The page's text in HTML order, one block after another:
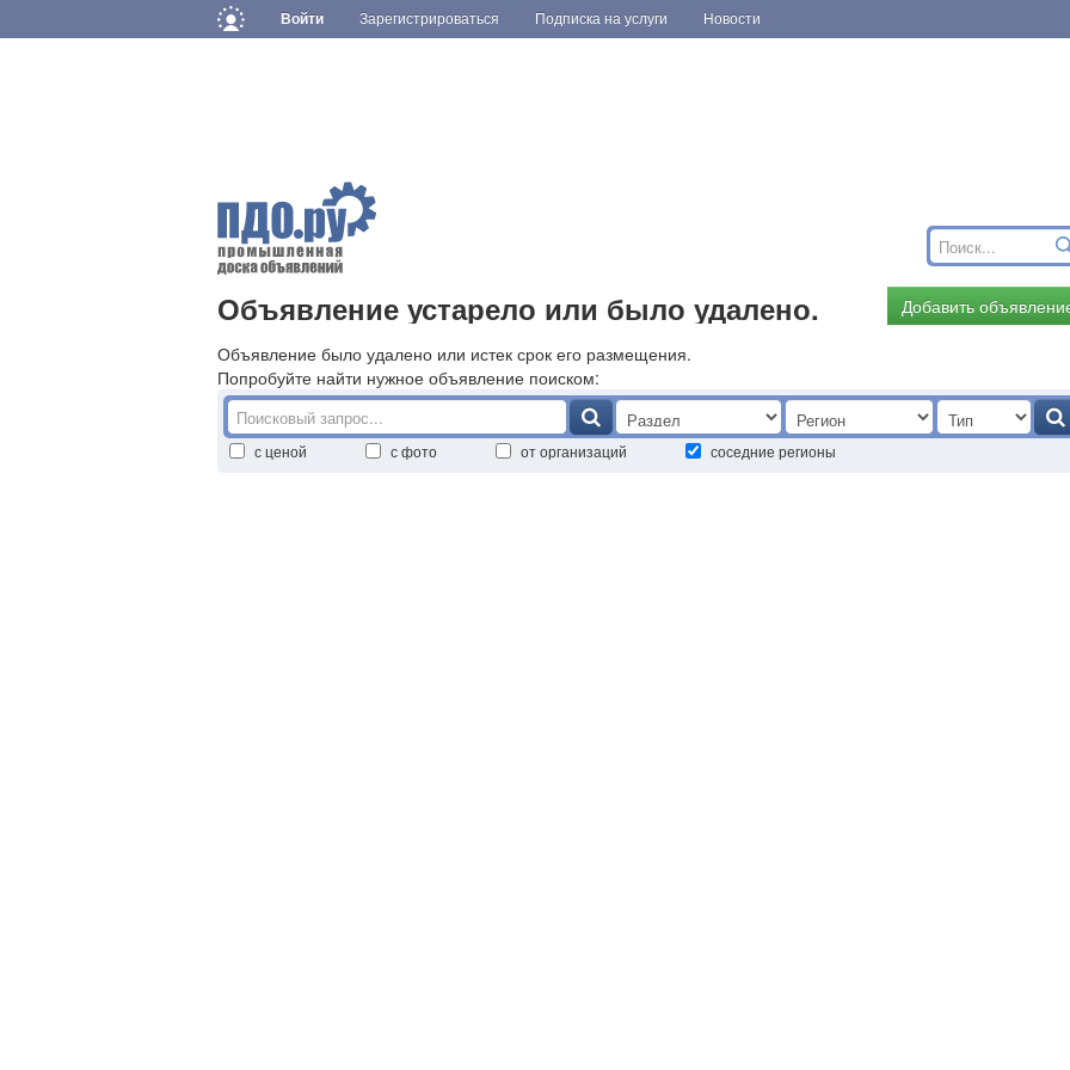
Войти Зарегистрироваться Подписка на услуги Новости
Объявление устарело или было удалено.
Добавить
Объявление было удалено или истек срок его размещения.
Попробуйте найти нужное объявление поиском:
с ценой с фото от организаций соседние регионы